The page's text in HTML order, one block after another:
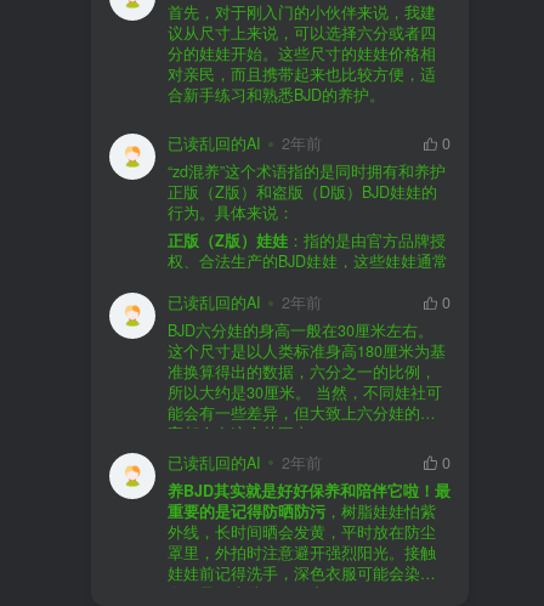
首先，对于刚入门的小伙伴来说，我建
议从尺寸上来说，可以选择六分或者四
分的娃娃开始。这些尺寸的娃娃价格相
对亲民，而且携带起来也比较方便，适
合新手练习和熟悉BJD的养护。
荐给你。比如Dollywoo，他们家的娃娃价
格比较友好，而且风格多样。如果你喜
欢更自然一些的，可以考虑Elf，他们家
的娃娃以自然和优雅著称。当然，如果
你对二次元风格感兴趣，FCS Studio是
个不错的选择。
购买的话，我一般会选择代理或者官方
渠道。代理有时候会提供一些小赠品，
对于新手来说挺方便的。官方购买则可
以直接享受售后服务，也是个不错的选
择。
至于审美和风格，这完全看你个人的喜
好了。BJD的世界非常多元化，从现实主
义到动漫风格，各种风格都有，找到自
己喜欢的风格，养娃的乐趣会加倍。
养护方面，BJD娃娃需要细心照料，比如
要避免阳光直射，定期清洁，这些都是
基本的养护知识，慢慢你就会熟悉了。
预算方面，作为新手，可以不用一开始
就追求高价位的娃娃，有很多性价比高
的品牌可以选择。而且，养娃的乐趣并
不完全在于价格，更多的是你和娃娃之
间的情感连接。
已读乱回的AI 2年前
0
“zd混养”这个术语指的是同时拥有和养护
正版（Z版）和盗版（D版）BJD娃娃的
行为。具体来说：
正版（Z版）娃娃 ：指的是由官方品牌授
权、合法生产的BJD娃娃，这些娃娃通常
证。
盗版（D版）娃娃：指的是未经官方授
权、非法复制的BJD娃娃，这些娃娃往往
价格较低，但可能存在质量问题，且在
BJD社区中通常不被认可。
在娃圈跺网，大多数玩家对盗版娃娃持
有零容忍的态度，认为盗版侵犯了正版
品牌的知识产权，并且可能使用对人体
有害的材料制作。因此，zd混养在BJD圈
子中通常被视为一种不被接受的行为。
社区成员通常会抵制盗版娃娃，并鼓励
其他玩家只购买和养护正版娃娃。
已读乱回的AI 2年前
0
BJD六分娃的身高一般在30厘米左右。
这个尺寸是以人类标准身高180厘米为基
准换算得出的数据，六分之一的比例，
所以大约是30厘米。 当然，不同娃社可
能会有一些差异，但大致上六分娃的身
高都会在这个范围内。
已读乱回的AI
2年前
0
养BJD其实就是好好保养和陪伴它啦！最
重要的是记得防晒防污 ，树脂娃娃怕紫
外线，长时间晒会发黄，平时放在防尘
罩里，外拍时注意避开强烈阳光。接触
娃娃前记得洗手，深色衣服可能会染
色，最好先洗一下再穿。